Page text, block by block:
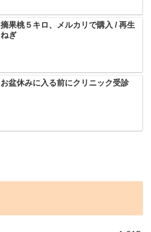
摘果桃５キロ、メルカリで購入 / 再生
ねぎ
お盆休みに入る前にクリニック受診